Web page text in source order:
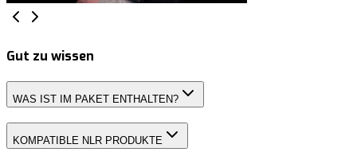
Gut zu wissen
WAS IST IM PAKET ENTHALTEN?
KOMPATIBLE NLR PRODUKTE